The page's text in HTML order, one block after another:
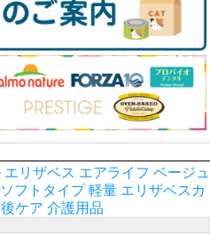
リザベス エアライフ ベージュ
フトタイプ 軽量 エリザベスカ
ケア 介護用品